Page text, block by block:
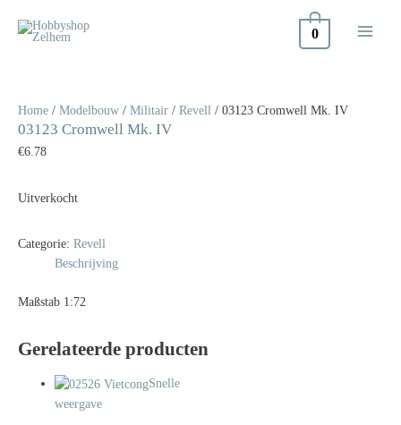
naar
0
Home / Modelbouw / Militair / Revell / 03123 Cromwell Mk. IV
03123 Cromwell Mk. IV
€6.78
Uitverkocht
Categorie: Revell
Beschrijving
Maßstab 1:72
Gerelateerde producten
Snelle
weergave